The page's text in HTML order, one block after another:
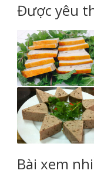
Được yêu
Bài xem